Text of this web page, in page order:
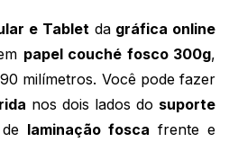
e Tablet da gráfica online
papel couché fosco 300g,
milímetros. Você pode fazer
nos dois lados do suporte
laminação fosca frente e